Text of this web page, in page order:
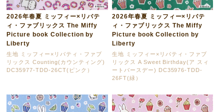
2026年春夏 ミッフィー×リバテ
ィ・ファブリックス The Miffy
Picture book Collection by
Liberty
生地 ミッフィー×リバティ・ファブ
リックス Counting(カウンティング)
DC35977-TDD-26CT(ピンク）
2026年春夏 ミッフィー×リバテ
ィ・ファブリックス The Miffy
Picture book Collection by
Liberty
生地 ミッフィー×リバティ・ファブ
リックス A Sweet Birthday(ア スィ
ートバースデー) DC35976-TDD-
26FT(緑）